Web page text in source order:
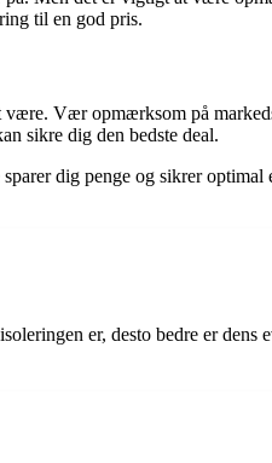
til en god pris.
Vær opmærksom på
sikre dig den bedste deal.
dig penge og sikrer
er, desto bedre er